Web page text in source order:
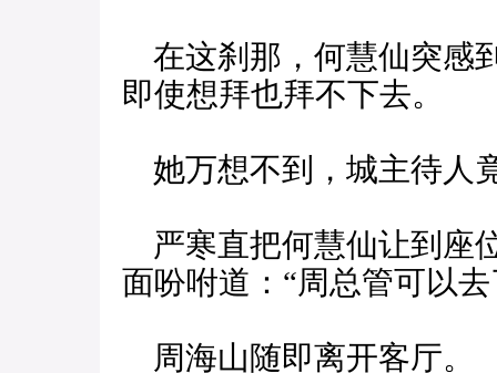
在这刹那，何慧仙突感
即使想拜也拜不下去。
她万想不到，城主待人
严寒直把何慧仙让到座
面吩咐道：“周总管可以
周海山随即离开客厅。